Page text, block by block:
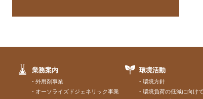
業務案内
外用剤事業
オーソライズドジェネリック事業
環境活動
環境方針
環境負荷の低減に向けて